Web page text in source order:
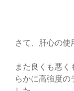
さて、肝心の使
また良くも悪
らかに高強度の